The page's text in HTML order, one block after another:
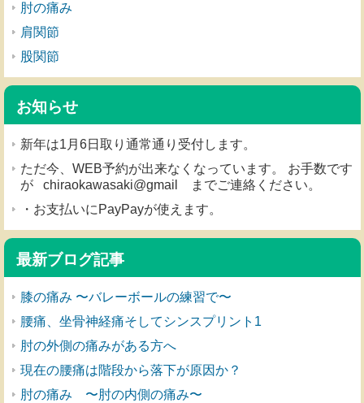
肘の痛み
肩関節
股関節
お知らせ
新年は1月6日取り通常通り受付します。
ただ今、WEB予約が出来なくなっています。 お手数です
が chiraokawasaki@gmail までご連絡ください。
・お支払いにPayPayが使えます。
最新ブログ記事
膝の痛み 〜バレーボールの練習で〜
腰痛、坐骨神経痛そしてシンスプリント1
肘の外側の痛みがある方へ
現在の腰痛は階段から落下が原因か？
肘の痛み 〜肘の内側の痛み〜